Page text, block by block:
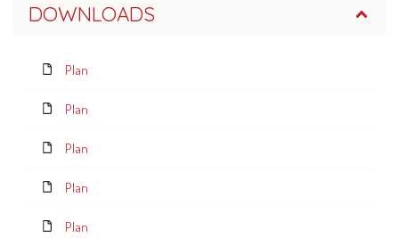
DOWNLOADS
Plan
Plan
Plan
Plan
Plan